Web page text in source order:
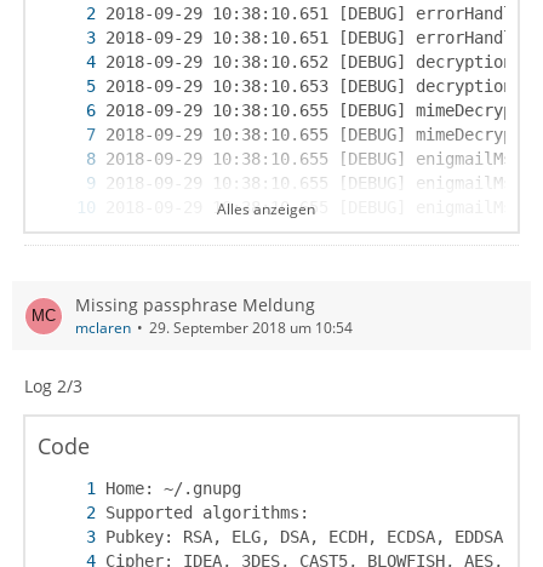
Alles anzeigen
Missing passphrase Meldung
mclaren 29. September 2018 um 10:54
Log 2/3
Code